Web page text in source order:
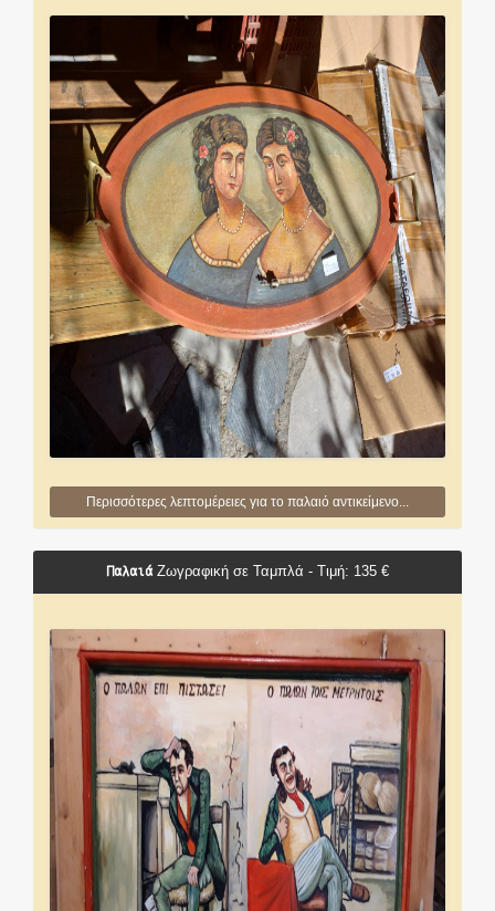
Περισσότερες λεπτομέρειες για το παλαιό αντικείμενο...
ΠαλαιάΖωγραφική σε Ταμπλά - Τιμή: 135 €